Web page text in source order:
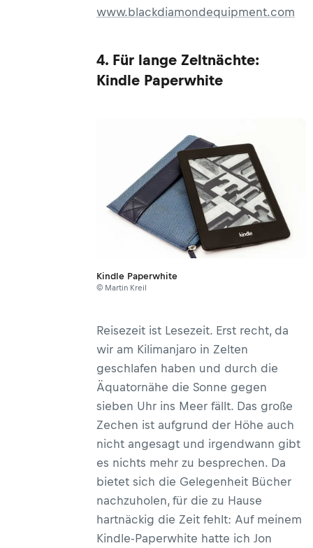
www.blackdiamondequipment.com
4. Für lange Zeltnächte:
Kindle Paperwhite
Kindle Paperwhite
© Martin Kreil
Reisezeit ist Lesezeit. Erst recht, da
wir am Kilimanjaro in Zelten
geschlafen haben und durch die
Äquatornähe die Sonne gegen
sieben Uhr ins Meer fällt. Das große
Zechen ist aufgrund der Höhe auch
nicht angesagt und irgendwann gibt
es nichts mehr zu besprechen. Da
bietet sich die Gelegenheit Bücher
nachzuholen, für die zu Hause
hartnäckig die Zeit fehlt: Auf meinem
Kindle-Paperwhite hatte ich Jon